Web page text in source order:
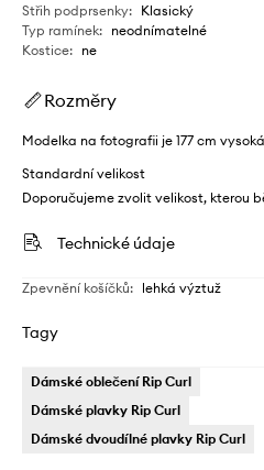
Střih podprsenky: Klasický
Typ ramínek: neodnímatelné
Kostice: ne
Rozměry
Modelka na fotografii je 177 cm
Standardní velikost
Doporučujeme zvolit velikost, kterou
Technické údaje
Zpevnění košíčků: lehká výztuž
Tagy
Dámské oblečení Rip Curl
Dámské plavky Rip Curl
Dámské dvoudílné plavky Rip Curl